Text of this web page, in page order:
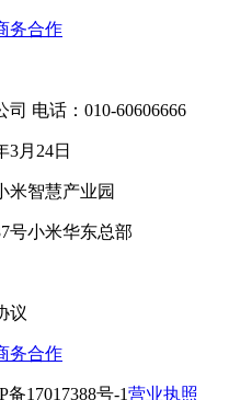
务合作
电话：010-60606666
3月24日
米智慧产业园
号小米华东总部
议
务合作
备17017388号-1营业执照